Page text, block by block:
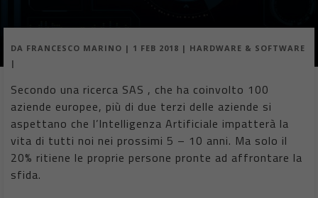
DA FRANCESCO MARINO | 1 FEB 2018 | HARDWARE & SOFTWARE
|
Secondo una ricerca SAS , che ha coinvolto 100
aziende europee, più di due terzi delle aziende si
aspettano che l’Intelligenza Artificiale impatterà la
vita di tutti noi nei prossimi 5 – 10 anni. Ma solo il
20% ritiene le proprie persone pronte ad affrontare la
sfida.